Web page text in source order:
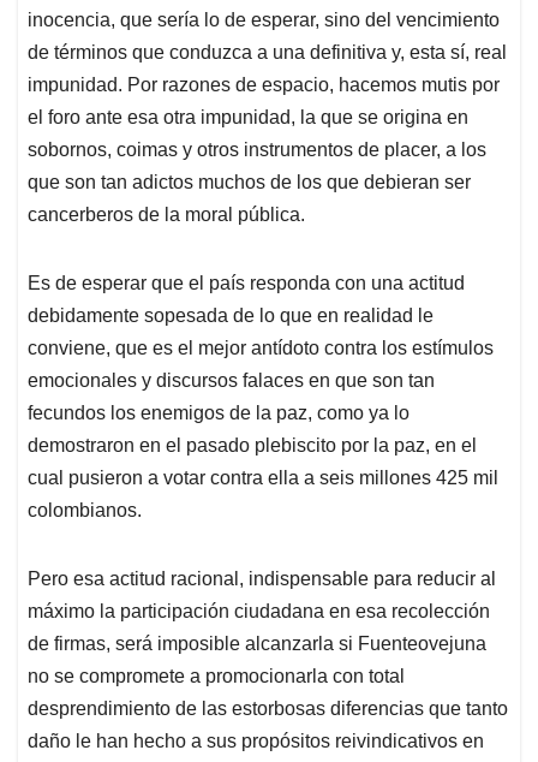
inocencia, que sería lo de esperar, sino del vencimiento
de términos que conduzca a una definitiva y, esta sí, real
impunidad. Por razones de espacio, hacemos mutis por
el foro ante esa otra impunidad, la que se origina en
sobornos, coimas y otros instrumentos de placer, a los
que son tan adictos muchos de los que debieran ser
cancerberos de la moral pública.
Es de esperar que el país responda con una actitud
debidamente sopesada de lo que en realidad le
conviene, que es el mejor antídoto contra los estímulos
emocionales y discursos falaces en que son tan
fecundos los enemigos de la paz, como ya lo
demostraron en el pasado plebiscito por la paz, en el
cual pusieron a votar contra ella a seis millones 425 mil
colombianos.
Pero esa actitud racional, indispensable para reducir al
máximo la participación ciudadana en esa recolección
de firmas, será imposible alcanzarla si Fuenteovejuna
no se compromete a promocionarla con total
desprendimiento de las estorbosas diferencias que tanto
daño le han hecho a sus propósitos reivindicativos en